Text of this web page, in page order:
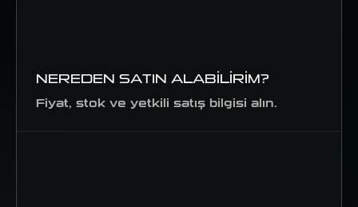
NEREDEN SATIN ALABILIRIM?
Fiyat, stok ve yetkili satış bilgisi alın.